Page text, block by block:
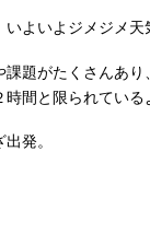
よいよジメジメ天
題がたくさんあり
間と限られている
発。